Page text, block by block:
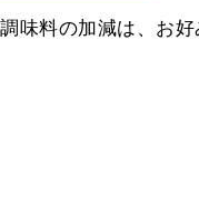
調味料の加減は、お好